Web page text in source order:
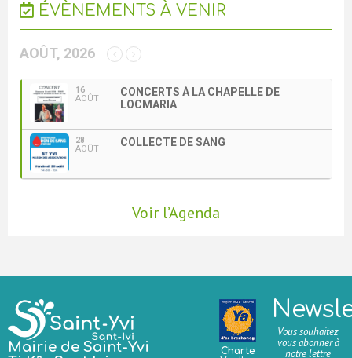
ÉVÈNEMENTS À VENIR
AOÛT, 2026
16
AOÛT
CONCERTS À LA CHAPELLE DE
LOCMARIA
28
AOÛT
COLLECTE DE SANG
Voir l’Agenda
Mairie de Saint-Yvi
Charte
Vous souhaitez
vous abonner à
notre lettre